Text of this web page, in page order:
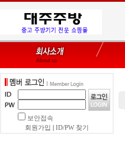
보안접속
회원가입
ID/PW 찾기